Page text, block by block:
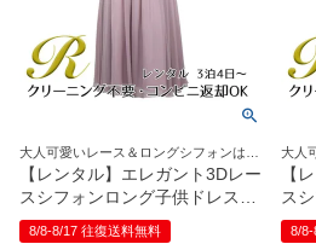
大人可愛いレース＆ロングシフォンはジ
ュニア＆レディースにも人気！
【レンタル】エレガント3Dレー
スシフォンロング子供ドレス
(CDC5006)ダスティピンク
8/8-8/17 往復送料無料
大人
ュニ
【
ス
8/8-